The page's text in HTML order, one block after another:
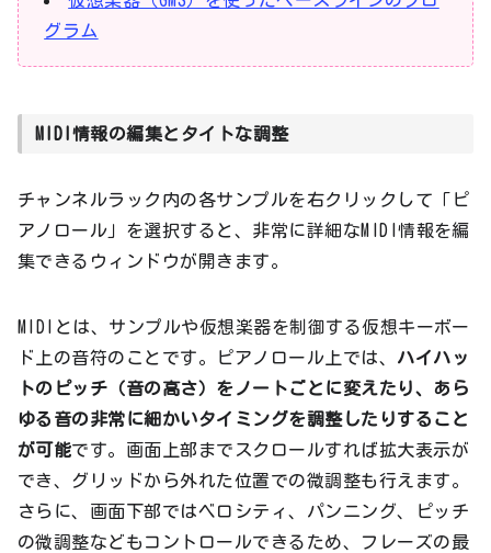
グラム
MIDI情報の編集とタイトな調整
チャンネルラック内の各サンプルを右クリックして「ピ
アノロール」を選択すると、非常に詳細なMIDI情報を編
集できるウィンドウが開きます。
MIDIとは、サンプルや仮想楽器を制御する仮想キーボー
ド上の音符のことです。ピアノロール上では、 ハイハッ
トのピッチ（音の高さ）をノートごとに変えたり、あら
ゆる音の非常に細かいタイミングを調整したりすること
が可能です。画面上部までスクロールすれば拡大表示が
でき、グリッドから外れた位置での微調整も行えます。
さらに、画面下部ではベロシティ、パンニング、ピッチ
の微調整などもコントロールできるため、フレーズの最